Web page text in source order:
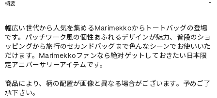
概要
幅広い世代から人気を集めるMarimekkoからトートバッグの登場
です。パッチワーク風の個性あふれるデザインが魅力、普段のショ
ッピングから旅行のセカンドバッグまで色んなシーンでお使いいた
だけます。Marimekkoファンなら絶対ゲットしておきたい日本限
定アニバーサリーアイテムです。
商品により、柄の配置が画像と異なる場合がございます。予めご了
承下さい。